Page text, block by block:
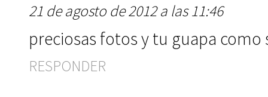
21 de agosto de 2012 a las 11:46
preciosas fotos y tu guapa como
RESPONDER